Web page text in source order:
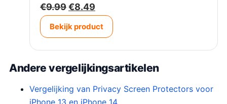
€9.99O
o
r
s
p
r
o
n
k
€8.49
u
i
d
i
g
p
r
Bekijk product
Andere vergelijkingsartikelen
Vergelijking van Privacy Screen Protectors voor
iPhone 13 en iPhone 14